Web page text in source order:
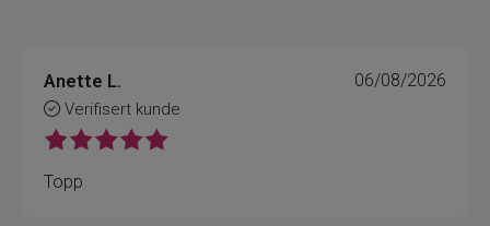
Anette L.
Verifisert kunde
06/08/2026
Topp